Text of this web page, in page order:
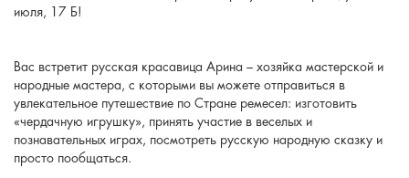
июля, 17 Б!
Вас встретит русская красавица Арина – хозяйка мастерской и
народные мастера, с которыми вы можете отправиться в
увлекательное путешествие по Стране ремесел: изготовить
«чердачную игрушку», принять участие в веселых и
познавательных играх, посмотреть русскую народную сказку и
просто пообщаться.